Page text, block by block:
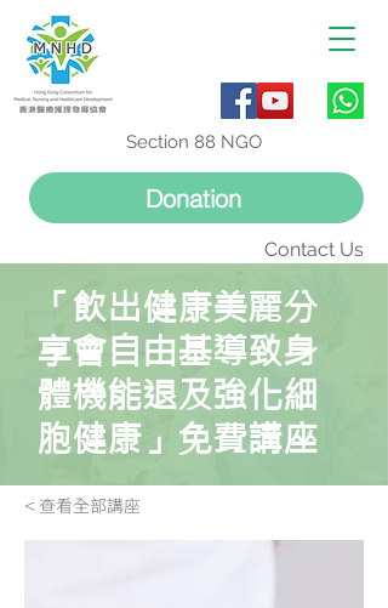
Contact Us
Donation
Section 88 NGO
「飲出健康美麗分
享會自由基導致身
體機能退及強化細
胞健康」免費講座
< 查看全部講座